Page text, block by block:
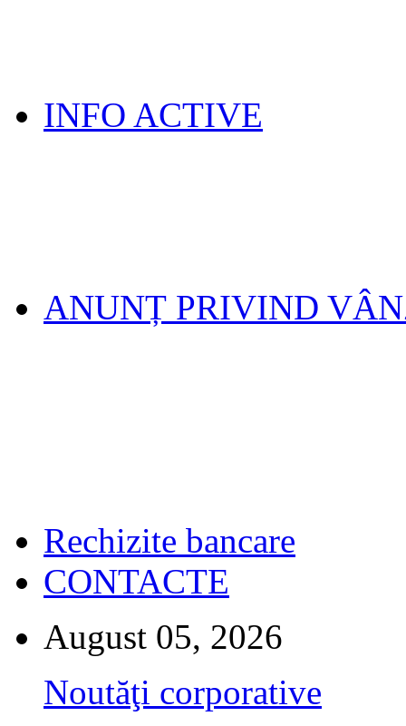
INFO ACTIVE
ANUNȚ PRIVIND
Rechizite bancare
CONTACTE
August 05, 2026
Noutăţi corporative